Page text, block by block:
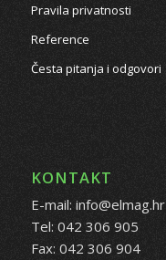
Pravila privatnosti
Reference
Česta pitanja i odgovori
KONTAKT
E-mail: info@elmag.hr
Tel: 042 306 905
Fax: 042 306 904